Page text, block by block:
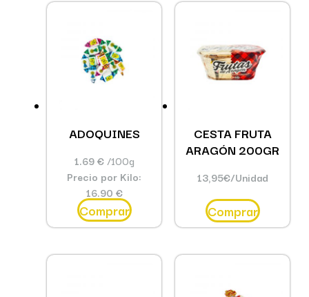
ADOQUINES
1.69 €/100g
Precio por Kilo:
16.90 €
Comprar
CESTA FRUTA
ARAGÓN 200GR
13,95€/Unidad
Comprar